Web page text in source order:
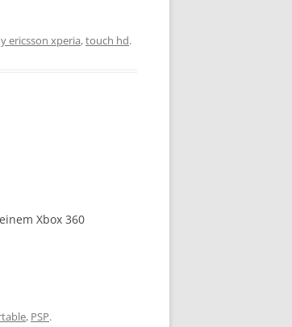
ericsson xperia,touch hd.
Xbox 360
, PSP.